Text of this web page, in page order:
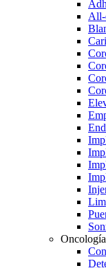
Oncología